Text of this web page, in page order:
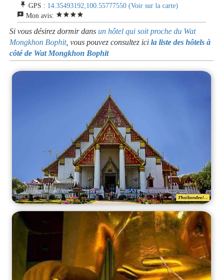
push_pin GPS : 14.35493192,100.55777550 (Voir sur la carte)
reviews Mon avis: starstarstarstar
Si vous désirez dormir dansun hôtel qui soit proche du Wat
Mongkhon Bophit, vous pouvez consultez icila liste des hôtels à
côté de Wat Mongkhon Bophit